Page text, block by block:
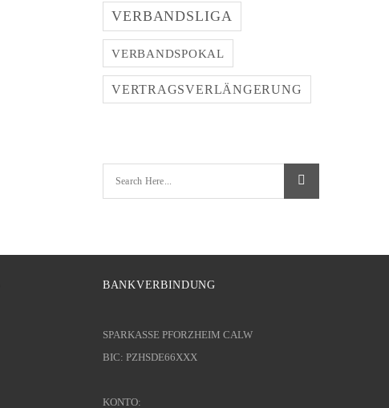
VERBANDSLIGA
VERBANDSPOKAL
VERTRAGSVERLÄNGERUNG
BANKVERBINDUNG
SPARKASSE PFORZHEIM CALW
BIC: PZHSDE66XXX
KONTO: